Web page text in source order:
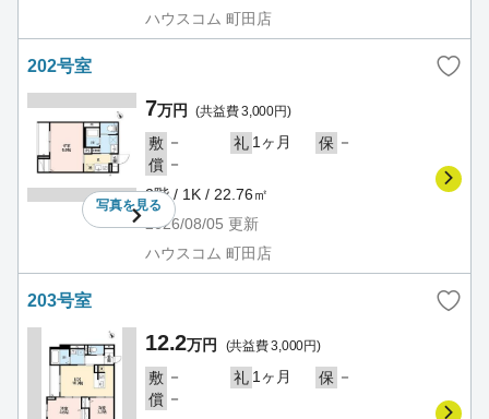
ハウスコム 町田店
202号室
写真を見る
7万円 (共益費 3,000円)
敷 － 礼 1ヶ月 保 －
償 －
2階 / 1K / 22.76㎡
2026/08/05 更新
ハウスコム 町田店
203号室
12.2万円 (共益費 3,000円)
敷 － 礼 1ヶ月 保 －
償 －